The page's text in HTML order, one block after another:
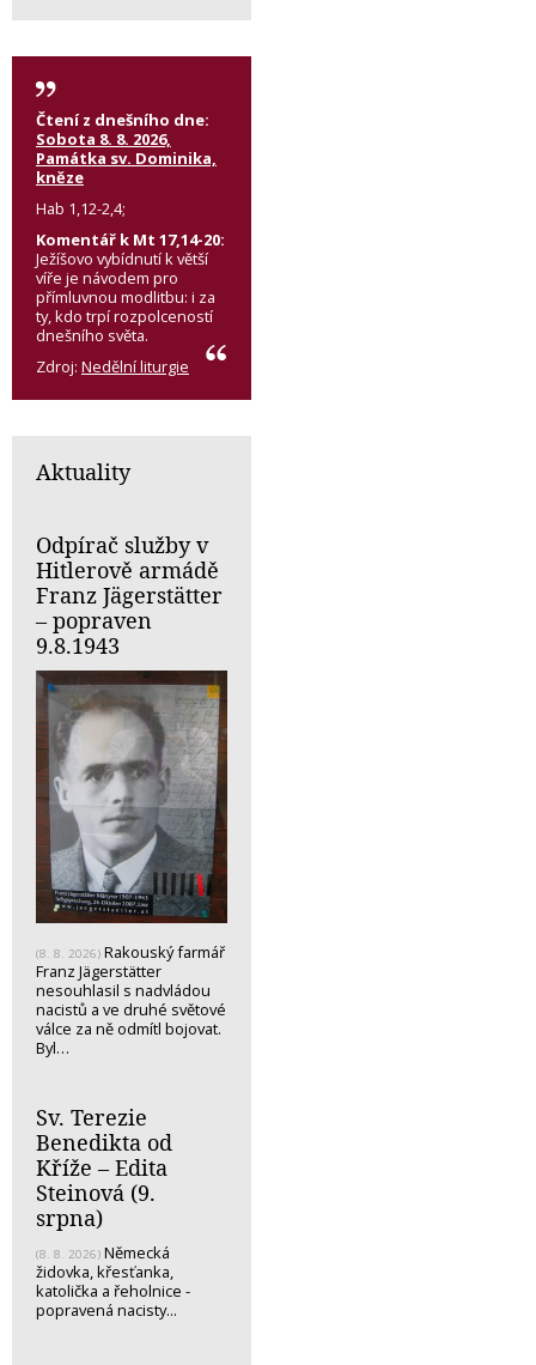
Čtení z dnešního dne:
Sobota 8. 8. 2026,
Památka sv. Dominika,
kněze
Hab 1,12-2,4;
Komentář k Mt 17,14-20:
Ježíšovo vybídnutí k větší
víře je návodem pro
přímluvnou modlitbu: i za
ty, kdo trpí rozpolceností
dnešního světa.
Zdroj: Nedělní liturgie
Aktuality
Odpírač služby v
Hitlerově armádě
Franz Jägerstätter
– popraven
9.8.1943
(8. 8. 2026) Rakouský farmář
Franz Jägerstätter
nesouhlasil s nadvládou
nacistů a ve druhé světové
válce za ně odmítl bojovat.
Byl…
Sv. Terezie
Benedikta od
Kříže – Edita
Steinová (9.
srpna)
(8. 8. 2026) Německá
židovka, křesťanka,
katolička a řeholnice -
popravená nacisty...